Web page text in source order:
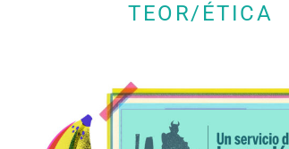
TEOR/ÉTICA